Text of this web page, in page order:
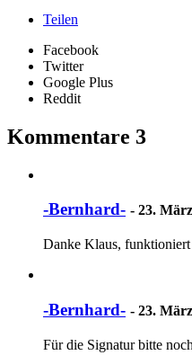
Teilen
Facebook
Twitter
Google Plus
Reddit
Kommentare 3
-Bernhard- - 23.
Danke Klaus, funktioniert
-Bernhard- - 23.
Für die Signatur bitte